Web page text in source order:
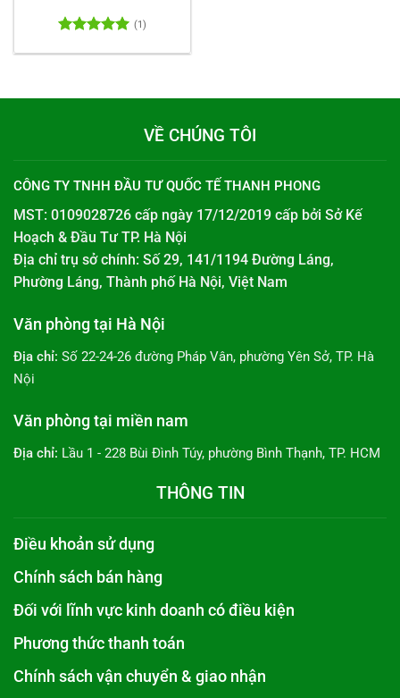
hạng5.00
(1)
VỀ CHÚNG TÔI
CÔNG TY TNHH ĐẦU TƯ QUỐC TẾ THANH PHONG
MST: 0109028726 cấp ngày 17/12/2019 cấp bởi Sở Kế
Hoạch & Đầu Tư TP. Hà Nội
Địa chỉ trụ sở chính: Số 29, 141/1194 Đường Láng,
Phường Láng, Thành phố Hà Nội, Việt Nam
Văn phòng tại Hà Nội
Địa chỉ: Số 22-24-26 đường Pháp Vân, phường Yên Sở, TP. Hà
Nội
Văn phòng tại miền nam
Địa chỉ: Lầu 1 - 228 Bùi Đình Túy, phường Bình Thạnh, TP. HCM
THÔNG TIN
Điều khoản sử dụng
Chính sách bán hàng
Đối với lĩnh vực kinh doanh có điều kiện
Phương thức thanh toán
Chính sách vận chuyển & giao nhận